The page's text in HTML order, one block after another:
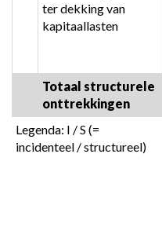
ter dekking van
kapitaallasten
Totaal structurele
onttrekkingen
Legenda: I / S (=
incidenteel / structureel)